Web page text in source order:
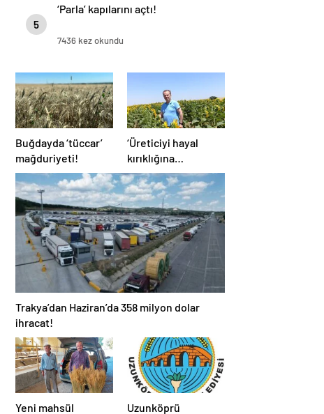
5
‘Parla’ kapılarını açtı!
7436 kez okundu
Buğdayda ‘tüccar’
mağduriyeti!
‘Üreticiyi hayal
kırıklığına
uğratmayın’
Trakya’dan Haziran’da 358 milyon dolar
ihracat!
Yeni mahsül Uzunköprü